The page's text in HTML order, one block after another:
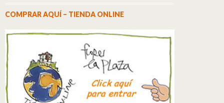
COMPRAR AQUÍ – TIENDA ONLINE